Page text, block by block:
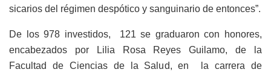
sicarios del régimen despótico y sanguinario de entonces”.
De los 978 investidos, 121 se graduaron con honores,
encabezados por Lilia Rosa Reyes Guilamo, de la
Facultad de Ciencias de la Salud, en la carrera de